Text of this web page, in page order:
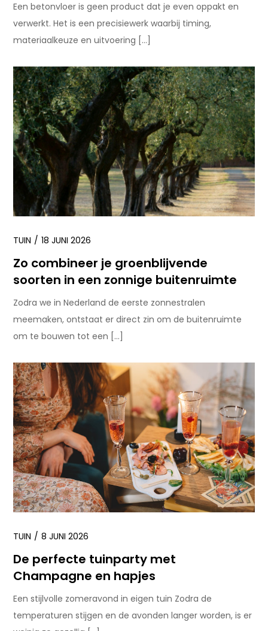
Een betonvloer is geen product dat je even oppakt en
verwerkt. Het is een precisiewerk waarbij timing,
materiaalkeuze en uitvoering […]
TUIN 18 JUNI 2026
Zo combineer je groenblijvende
soorten in een zonnige buitenruimte
Zodra we in Nederland de eerste zonnestralen
meemaken, ontstaat er direct zin om de buitenruimte
om te bouwen tot een […]
TUIN 8 JUNI 2026
De perfecte tuinparty met
Champagne en hapjes
Een stijlvolle zomeravond in eigen tuin Zodra de
temperaturen stijgen en de avonden langer worden, is er